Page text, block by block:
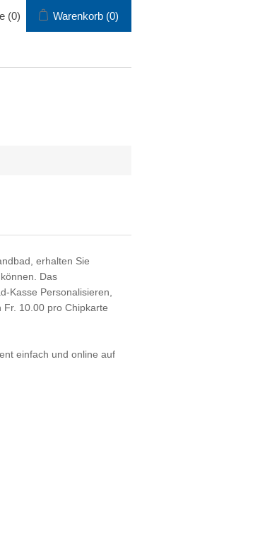
(0) Warenkorb (0)
erhalten Sie
Das
Kasse Personalisieren,
10.00 pro Chipkarte
einfach und online auf